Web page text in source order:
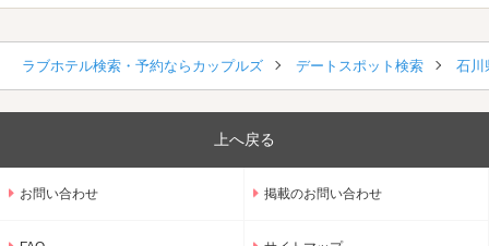
ラブホテル検索・予約ならカップルズ デートスポット検索 石川
上へ戻る
お問い合わせ 掲載のお問い合わせ